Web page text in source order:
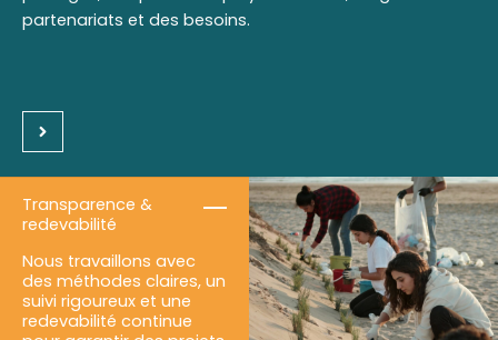
partenariats et des besoins.
Transparence &
redevabilité
Nous travaillons avec
des méthodes claires, un
suivi rigoureux et une
redevabilité continue